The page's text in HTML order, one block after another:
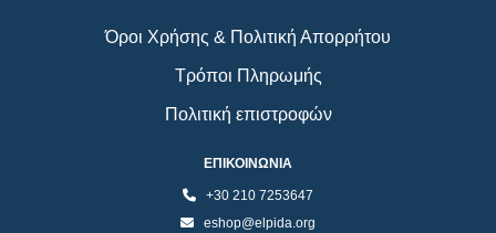
Όροι Χρήσης & Πολιτική Απορρήτου
Τρόποι Πληρωμής
Πολιτική επιστροφών
ΕΠΙΚΟΙΝΩΝΙΑ
+30 210 7253647
eshop@elpida.org